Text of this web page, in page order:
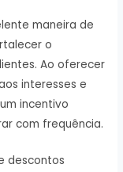
maneira de
o
Ao oferecer
interesses e
incentivo
com frequência.
descontos